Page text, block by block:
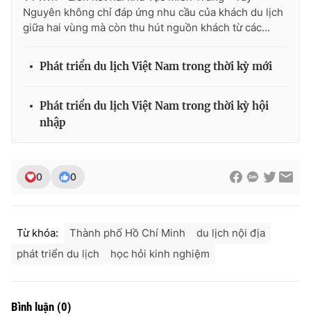
THỜI BÁO VTV
Theo dõi báo trên
Cơ quan chủ quản:
cấp ngày 29/12/2023
Tổng Biên tập:
Nguyên không chỉ đáp ứng nhu cầu của khách du lịch
giữa hai vùng mà còn thu hút nguồn khách từ các...
Phát triển du lịch Việt Nam trong thời kỳ mới
Phát triển du lịch Việt Nam trong thời kỳ hội
nhập
0 0
Từ khóa: Thành phố Hồ Chí Minh
du lịch nội địa
phát triển du lịch
học hỏi kinh nghiệm
Bình luận (0)